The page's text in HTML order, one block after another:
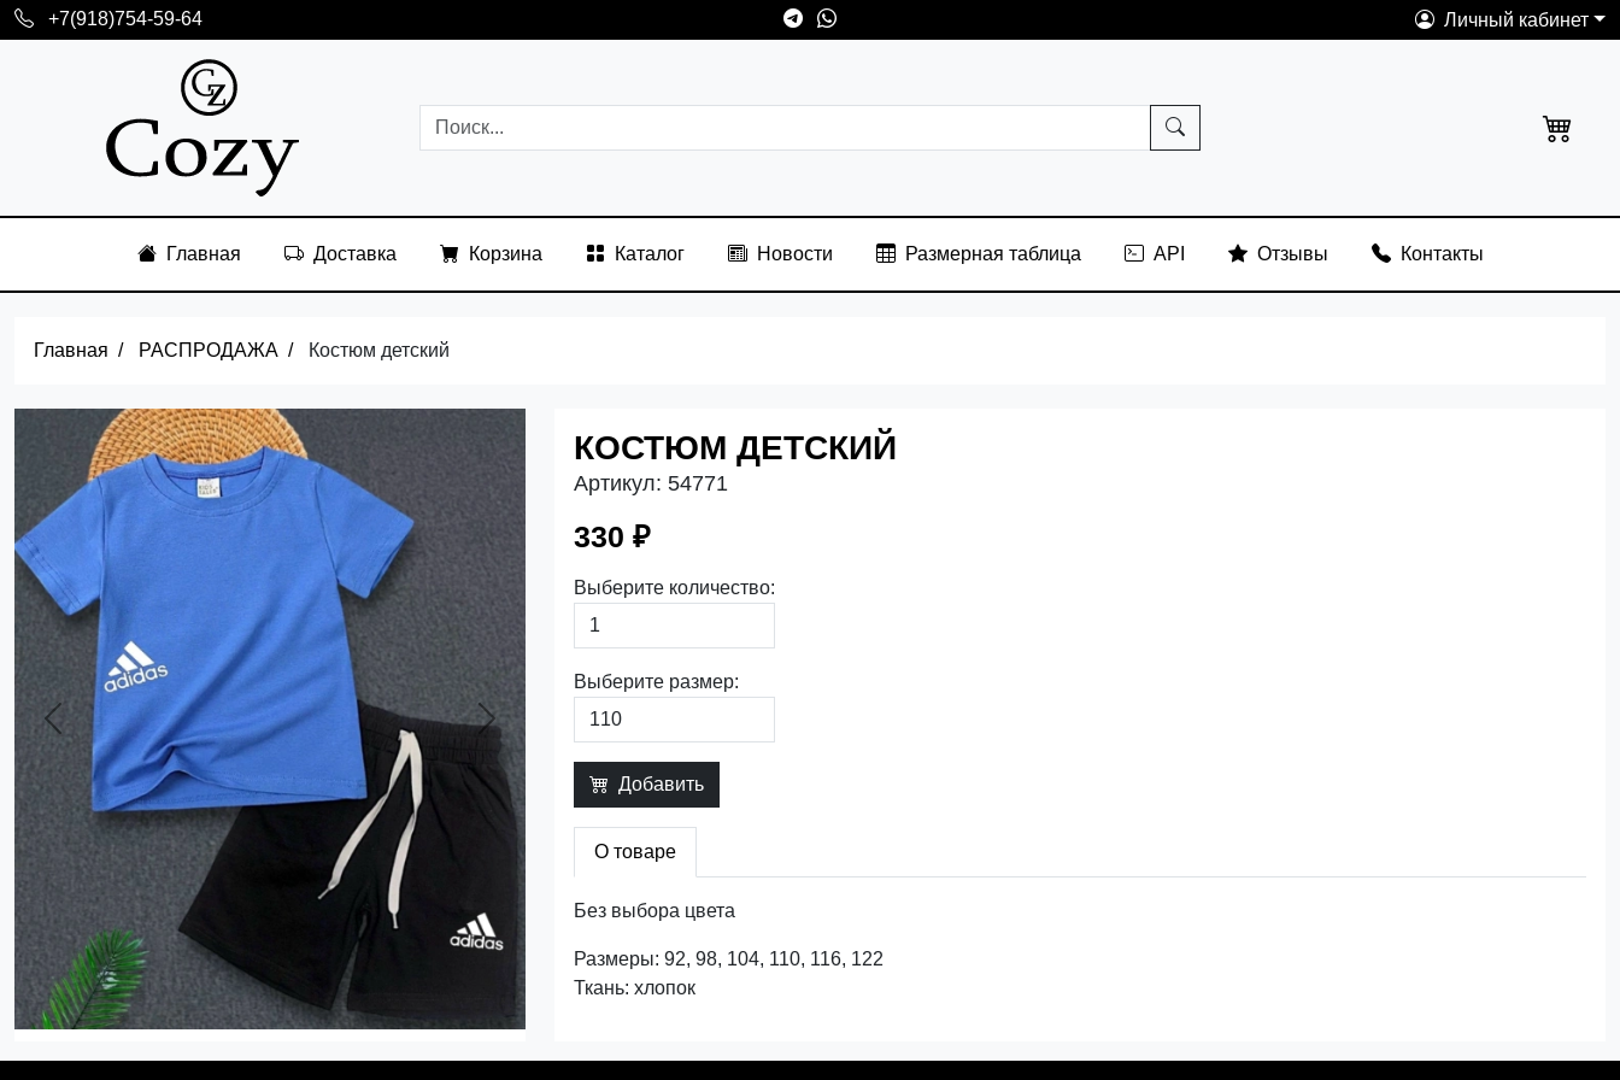
+7(918)754-59-64 Личный кабинет
Главная Доставка Корзина Каталог Новости Размерная таблица API Отзывы Контакты
Главная РАСПРОДАЖА Костюм детский
Previous Next
КОСТЮМ ДЕТСКИЙ
Артикул: 54771
330 ₽
Выберите количество:
Выберите размер:
Добавить
О товаре
Без выбора цвета
Размеры: 92, 98, 104, 110, 116, 122
Ткань: хлопок